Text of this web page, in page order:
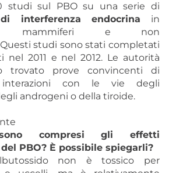
studi sul PBO su una serie di
interferenza endocrina in
mammiferi e non
studi sono stati completati
nel 2011 e nel 2012. Le autorità
trovato prove convincenti di
interazioni con le vie degli
androgeni o della tiroide.
compresi gli effetti
PBO? È possibile spiegarli?
non è tossico per